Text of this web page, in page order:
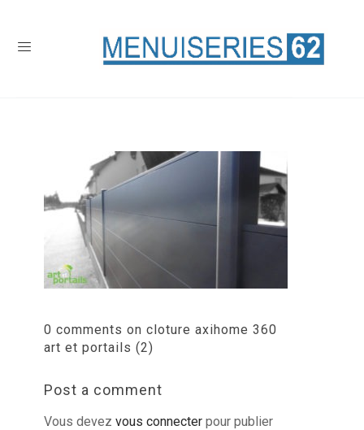
0 comments on cloture axihome 360
art et portails (2)
Post a comment
Vous devez vous connecter pour publier